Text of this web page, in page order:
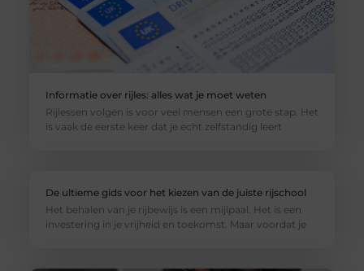
Informatie over rijles: alles wat je moet weten
Rijlessen volgen is voor veel mensen een grote stap. Het
is vaak de eerste keer dat je echt zelfstandig leert
De ultieme gids voor het kiezen van de juiste rijschool
Het behalen van je rijbewijs is een mijlpaal. Het is een
investering in je vrijheid en toekomst. Maar voordat je